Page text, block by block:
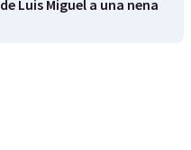
de Luis Miguel a una nena